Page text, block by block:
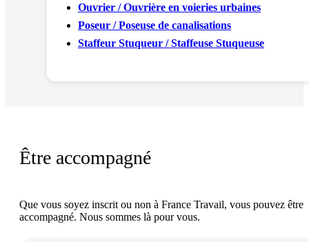
Ouvrier / Ouvrière en voieries urbaines
Poseur / Poseuse de canalisations
Staffeur Stuqueur / Staffeuse Stuqueuse
Être accompagné
Que vous soyez inscrit ou non à France Travail, vous pouvez être
accompagné. Nous sommes là pour vous.